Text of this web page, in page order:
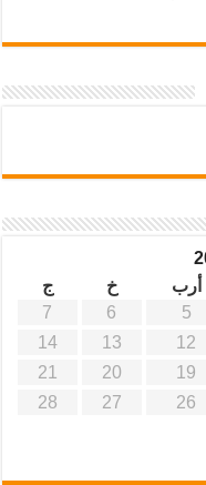
أرب خ
ج
5
6
7
12
13
14
19
20
21
26
27
28